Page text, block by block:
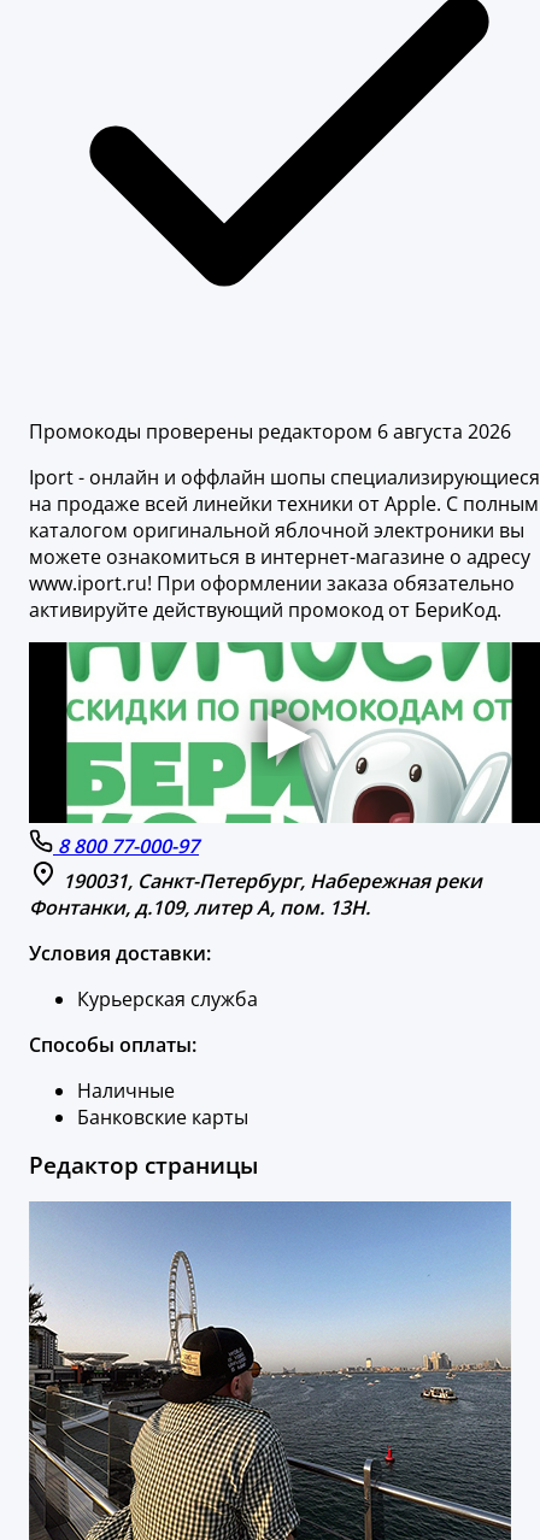
Промокоды проверены редактором 6 августа 2026
Iport - онлайн и оффлайн шопы специализирующиеся
на продаже всей линейки техники от Apple. С полным
каталогом оригинальной яблочной электроники вы
можете ознакомиться в интернет-магазине о адресу
www.iport.ru! При оформлении заказа обязательно
активируйте действующий промокод от БериКод.
8 800 77-000-97
190031, Санкт-Петербург, Набережная реки
Фонтанки, д.109, литер А, пом. 13Н.
Условия доставки:
Курьерская служба
Способы оплаты:
Наличные
Банковские карты
Редактор страницы